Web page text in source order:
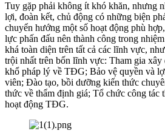
Tuy gặp phải không ít khó khăn, nhưng
lợi, đoàn kết, chủ động có những biện
chuyển hướng một số hoạt động phù
lực phấn đấu nên thành công trong
khá toàn diện trên tất cả các lĩnh vực,
trội nhất trên bốn lĩnh vực: Tham gia
khổ pháp lý về TĐG; Bảo vệ quyền và
viên; Đào tạo, bồi dưỡng kiến thức
thức về thẩm định giá; Tổ chức công tác
hoạt động TĐG.